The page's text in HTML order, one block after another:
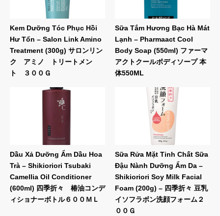
Kem Dưỡng Tóc Phục Hồi
Hư Tổn – Salon Link Amino
Treatment (300g) サロンリン
ク アミノ トリートメン
ト ３００Ｇ
Sữa Tắm Hương Bạc Hà Mát
Lạnh – Pharmaact Cool
Body Soap (550ml) ファーマ
アクトクールボディソープ 本
体550ML
Dầu Xả Dưỡng Ẩm Dầu Hoa
Trà – Shikioriori Tsubaki
Camellia Oil Conditioner
(600ml) 四季折々 椿油コンデ
ィショナーボトル６００ＭＬ
Sữa Rửa Mặt Tinh Chất Sữa
Đậu Nành Dưỡng Ẩm Da –
Shikioriori Soy Milk Facial
Foam (200g) – 四季折々 豆乳
イソフラボン洗顔フォーム２
００Ｇ